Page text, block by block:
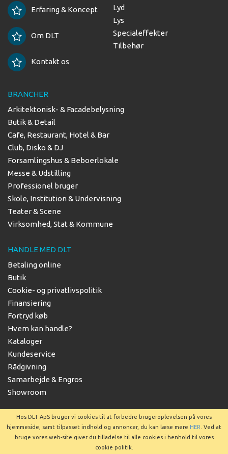
Erfaring & Koncept
Om DLT
Kontakt os
Lyd
Lys
Specialeffekter
Tilbehør
BRANCHER
Arkitektonisk- & Facadebelysning
Butik & Detail
Cafe, Restaurant, Hotel & Bar
Club, Disko & DJ
Forsamlingshus & Beboerlokale
Messe & Udstilling
Professionel bruger
Skole, Institution & Undervisning
Teater & Scene
Virksomhed, Stat & Kommune
HANDLE MED DLT
Betaling online
Butik
Cookie- og privatlivspolitik
Finansiering
Fortryd køb
Hvem kan handle?
Kataloger
Kundeservice
Rådgivning
Samarbejde & Engros
Showroom
Copyright © 2025 DLT ApS
Hos DLT ApS bruger vi cookies til at forbedre brugeroplevelsen på vores
hjemmeside, samt tilpasset indhold og annoncer, du kan læse mere HER . Ved at
bruge vores web-site giver du tilladelse til alle cookies i henhold til vores
cookie politik.